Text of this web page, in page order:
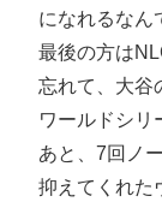
になれるなん
最後の方は
忘れて、大谷
ワールドシリ
あと、7回ノ
抑えてくれた